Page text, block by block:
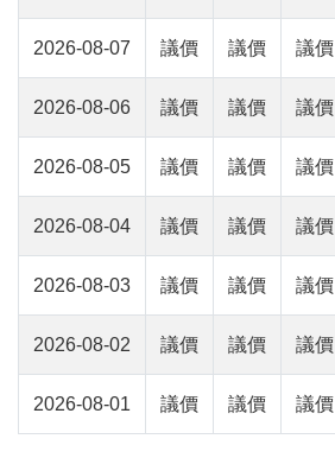
2026-08-07 議價 議價 議價
2026-08-06 議價 議價 議價
2026-08-05 議價 議價 議價
2026-08-04 議價 議價 議價
2026-08-03 議價 議價 議價
2026-08-02 議價 議價 議價
2026-08-01 議價 議價 議價